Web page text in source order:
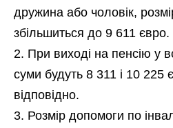
дружина або чоловік,
збільшиться до 9 611 євро.
При виході на пенсію у
суми будуть 8 311 і 10 225
відповідно.
Розмір допомоги по